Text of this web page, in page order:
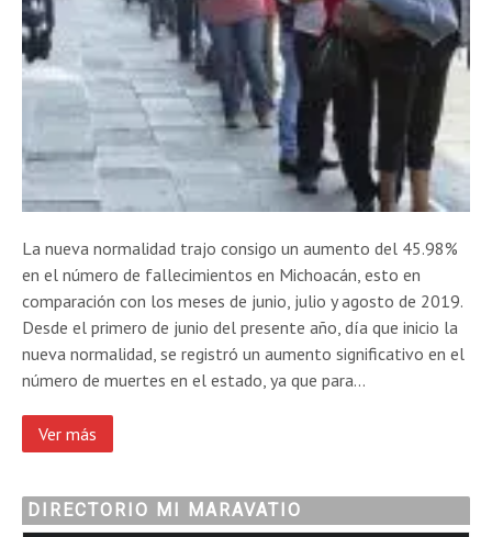
La nueva normalidad trajo consigo un aumento del 45.98%
en el número de fallecimientos en Michoacán, esto en
comparación con los meses de junio, julio y agosto de 2019.
Desde el primero de junio del presente año, día que inicio la
nueva normalidad, se registró un aumento significativo en el
número de muertes en el estado, ya que para…
Ver más
DIRECTORIO MI MARAVATIO